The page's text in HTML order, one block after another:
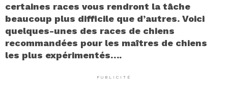
certaines races vous rendront la tâche
beaucoup plus difficile que d’autres. Voici
quelques-unes des races de chiens
recommandées pour les maîtres de chiens
les plus expérimentés….
PUBLICITÉ